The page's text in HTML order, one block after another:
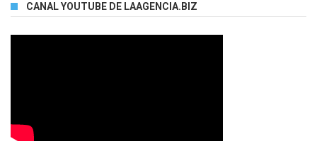
CANAL YOUTUBE DE LAAGENCIA.BIZ